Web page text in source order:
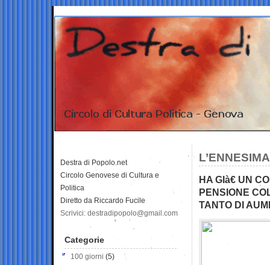
HA GIà€ UN
PENSIONE
TANTO DI
Destra di Popolo.net
Circolo Genovese di Cultura e
Politica
Diretto da Riccardo Fucile
Scrivici: destradipopolo@gmail.com
Categorie
100 giorni (5)